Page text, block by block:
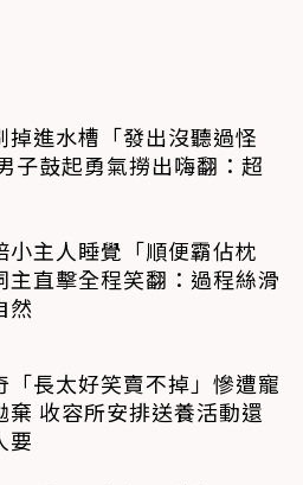
掉進水槽「發出沒聽過怪
子鼓起勇氣撈出嗨翻：超
小主人睡覺「順便霸佔枕
主直擊全程笑翻：過程絲滑
然
「長太好笑賣不掉」慘遭寵
棄 收容所安排送養活動還
要